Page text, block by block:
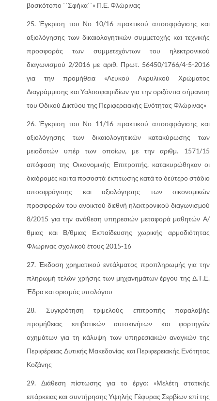
βοσκότοπο ΄΄Σφήκα΄΄» Π.Ε. Φλώρινας
Έγκριση του Νο 10/16 πρακτικού αποσφράγισης και
αξιολόγησης των δικαιολογητικών συμμετοχής και τεχνικής
προσφοράς των συμμετεχόντων του ηλεκτρονικού
διαγωνισμού 2/2016 με αριθ. Πρωτ. 56450/1766/4-5-2016
για την προμήθεια «Λευκού Ακρυλικού Χρώματος
Διαγράμμισης και Υαλοσφαιριδίων για την οριζόντια σήμανση
του Οδικού Δικτύου της Περιφερειακής Ενότητας Φλώρινας»
Έγκριση του Νο 11/16 πρακτικού αποσφράγισης και
αξιολόγησης των δικαιολογητικών κατακύρωσης των
μειοδοτών υπέρ των οποίων, με την αριθμ. 1571/15
απόφαση της Οικονομικής Επιτροπής, κατακυρώθηκαν οι
διαδρομές και τα ποσοστά έκπτωσης κατά το δεύτερο στάδιο
αποσφράγισης και αξιολόγησης των οικονομικών
προσφορών του ανοικτού διεθνή ηλεκτρονικού διαγωνισμού
8/2015 για την ανάθεση υπηρεσιών μεταφορά μαθητών Α/
θμιας και Β/θμιας Εκπαίδευσης χωρικής αρμοδιότητας
Φλώρινας σχολικού έτους 2015-16
Έκδοση χρηματικού εντάλματος προπληρωμής για την
πληρωμή τελών χρήσης των μηχανημάτων έργου της Δ.Τ.Ε.
Έδρα και ορισμός υπολόγου
Συγκρότηση τριμελούς επιτροπής παραλαβής
προμήθειας επιβατικών αυτοκινήτων και φορτηγών
οχημάτων για τη κάλυψη των υπηρεσιακών αναγκών της
Περιφέρειας Δυτικής Μακεδονίας και Περιφερειακής Ενότητας
Κοζάνης
Διάθεση πίστωσης για το έργο: «Μελέτη στατικής
επάρκειας και συντήρησης Υψηλής Γέφυρας Σερβίων επί της